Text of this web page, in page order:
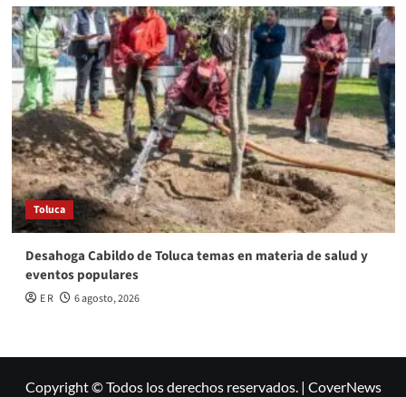
Toluca
Desahoga Cabildo de Toluca temas en materia de salud y
eventos populares
E R 6 agosto, 2026
Copyright © Todos los derechos reservados. | CoverNews